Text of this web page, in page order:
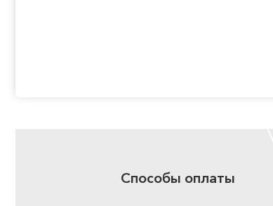
Способы оплаты